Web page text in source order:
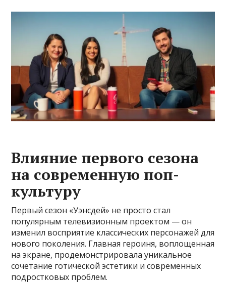
Влияние первого сезона
на современную поп-
культуру
Первый сезон «Уэнсдей» не просто стал
популярным телевизионным проектом — он
изменил восприятие классических персонажей для
нового поколения. Главная героиня, воплощенная
на экране, продемонстрировала уникальное
сочетание готической эстетики и современных
подростковых проблем.